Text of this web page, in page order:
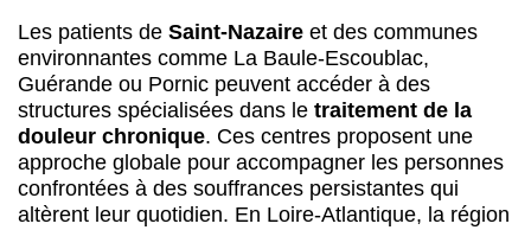
Les patients de Saint-Nazaire et des communes
environnantes comme La Baule-Escoublac,
Guérande ou Pornic peuvent accéder à des
structures spécialisées dans le traitement de la
douleur chronique. Ces centres proposent une
approche globale pour accompagner les personnes
confrontées à des souffrances persistantes qui
altèrent leur quotidien. En Loire-Atlantique, la région